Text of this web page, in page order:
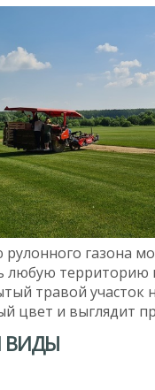
газона
любую территорию
травой участок
цвет и выглядит
ВИДЫ